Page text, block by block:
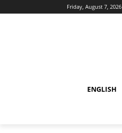
Friday, August 7, 2026
ENGLISH